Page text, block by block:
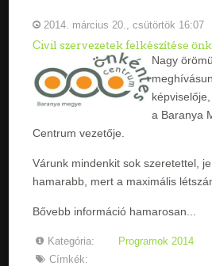
2014. március 20., csütörtök 16:07
Civil szervezetek felkészítése
Nagy
a Baranya
Centrum vezetője.
Várunk mindenkit sok szeretettel,
hamarabb, mert a maximális
Bővebb információ hamarosan...
Kategória:
Programok 2014
Címkék: